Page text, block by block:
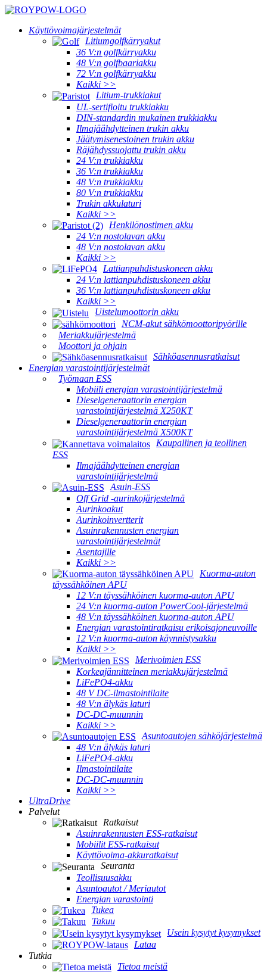
Käyttövoimajärjestelmät
Litiumgolfkärryakut
36 V:n golfkärryakku
48 V:n golfbaariakku
72 V:n golfkärryakku
Kaikki >>
Litium-trukkiakut
UL-sertifioitu trukkiakku
DIN-standardin mukainen trukkiakku
Ilmajäähdytteinen trukin akku
Jäätymisenestoinen trukin akku
Räjähdyssuojattu trukin akku
24 V:n trukkiakku
36 V:n trukkiakku
48 V:n trukkiakku
80 V:n trukkiakku
Trukin akkulaturi
Kaikki >>
Henkilönostimen akku
24 V:n nostolavan akku
48 V:n nostolavan akku
Kaikki >>
Lattianpuhdistuskoneen akku
24 V:n lattianpuhdistuskoneen akku
36 V:n lattianpuhdistuskoneen akku
Kaikki >>
Uistelumoottorin akku
NCM-akut sähkömoottoripyörille
Meriakkujärjestelmä
Moottori ja ohjain
Sähköasennusratkaisut
Energian varastointijärjestelmät
Työmaan ESS
Mobiili energian varastointijärjestelmä
Dieselgeneraattorin energian
varastointijärjestelmä X250KT
Dieselgeneraattorin energian
varastointijärjestelmä X500KT
Kaupallinen ja teollinen
ESS
Ilmajäähdytteinen energian
varastointijärjestelmä
Asuin-ESS
Off Grid -aurinkojärjestelmä
Aurinkoakut
Aurinkoinvertterit
Asuinrakennusten energian
varastointijärjestelmät
Asentajille
Kaikki >>
Kuorma-auton
täyssähköinen APU
12 V:n täyssähköinen kuorma-auton APU
24 V:n kuorma-auton PowerCool-järjestelmä
48 V:n täyssähköinen kuorma-auton APU
Energian varastointiratkaisu erikoisajoneuvoille
12 V:n kuorma-auton käynnistysakku
Kaikki >>
Merivoimien ESS
Korkeajännitteinen meriakkujärjestelmä
LiFePO4-akku
48 V DC-ilmastointilaite
48 V:n älykäs laturi
DC-DC-muunnin
Kaikki >>
Asuntoautojen sähköjärjestelmä
48 V:n älykäs laturi
LiFePO4-akku
Ilmastointilaite
DC-DC-muunnin
Kaikki >>
UltraDrive
Palvelut
Ratkaisut
Asuinrakennusten ESS-ratkaisut
Mobiilit ESS-ratkaisut
Käyttövoima-akkuratkaisut
Seuranta
Teollisuusakku
Asuntoautot / Meriautot
Energian varastointi
Tukea
Takuu
Usein kysytyt kysymykset
Lataa
Tutkia
Tietoa meistä